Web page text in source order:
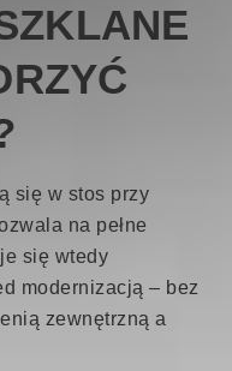
się w stos przy
na pełne
się wtedy
modernizacją – bez
zewnętrzną a